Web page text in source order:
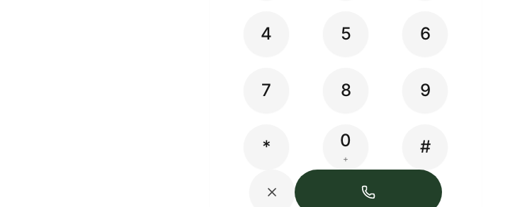
4 5 6
7 8 9
* 0
+
#